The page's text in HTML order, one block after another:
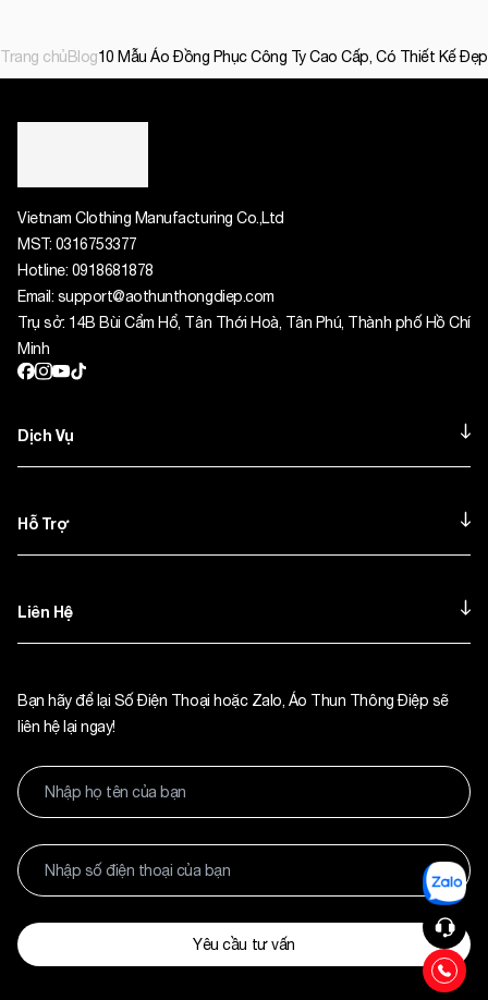
Trang chủBlog10 Mẫu Áo Đồng Phục Công Ty Cao Cấp, Có Thiết Kế
Vietnam Clothing Manufacturing Co.,Ltd
MST: 0316753377
Hotline: 0918681878
Email: support@aothunthongdiep.com
Trụ sở: 14B Bùi Cẩm Hổ, Tân Thới Hoà, Tân Phú, Thành phố Hồ Chí
Minh
Dịch Vụ
Hỗ Trợ
Liên Hệ
Bạn hãy để lại Số Điện Thoại hoặc Zalo, Áo Thun Thông Điệp sẽ
liên hệ lại ngay!
Yêu cầu tư vấn